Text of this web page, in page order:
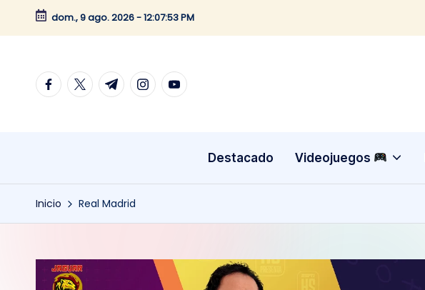
Saltar
contenido
dom., 9 ago. 2026-12:07:54 PM
facebook.com
twitter.com
t.me instagram.com
youtube.com
Destacado Videojuegos
Inicio Real Madrid